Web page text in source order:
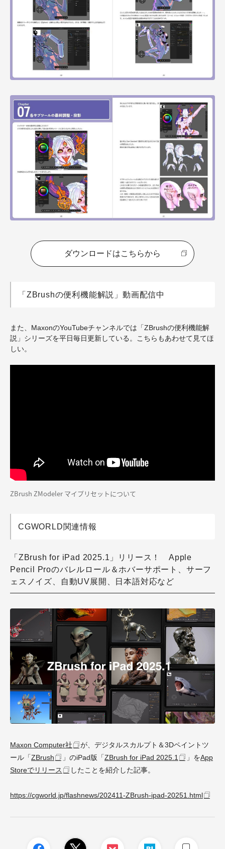
ダウンロードはこちらから
「ZBrushの便利機能解説」動画配信中
また、MaxonのYouTubeチャンネルでは「ZBrushの便利機能解
説」シリーズを平日毎日更新している。こちらもあわせて見てほ
しい。
ZBrush ZModeler マイプリセットについて
CGWORLD関連情報
「ZBrush for iPad 2025.1」リリース！ Apple
Pencil Proのバレルロール＆ホバーサポート、サーフ
ェスノイズ、自動UV展開、日本語対応など
Maxon Computer社
が、デジタルスカルプト＆3Dペイントツ
ール「ZBrush 」のiPad版「ZBrush for iPad 2025.1 」をApp
Storeでリリース
したことを紹介した記事。
https://cgworld.jp/flashnews/202411-ZBrush-ipad-20251.html